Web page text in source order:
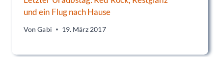
und ein Flug nach Hause
Von Gabi 19. März 2017